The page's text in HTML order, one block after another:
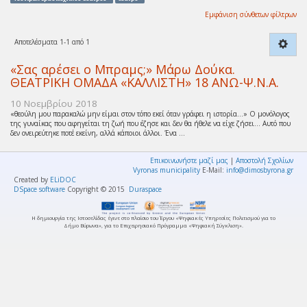
Εμφάνιση σύνθετων φίλτρων
Αποτελέσματα 1-1 από 1
«Σας αρέσει ο Μπραμς;» Μάρω Δούκα.
ΘΕΑΤΡΙΚΗ ΟΜΑΔΑ «ΚΑΛΛΙΣΤΗ» 18 ΑΝΩ-Ψ.Ν.Α.
10 Νοεμβρίου 2018
«θεούλη μου παρακαλώ μην είμαι στον τόπο εκεί όταν γράφει η ιστορία…» Ο μονόλογος
της γυναίκας που αφηγείται τη ζωή που έζησε και δεν θα ήθελε να είχε ζήσει… Αυτό που
δεν ονειρεύτηκε ποτέ εκείνη, αλλά κάποιοι άλλοι. Ένα ...
Επικοινωνήστε μαζί μας | Αποστολή Σχολίων
Vyronas municipality E-Mail: info@dimosbyrona.gr
Created by ELiDOC
DSpace software Copyright © 2015 Duraspace
Η δημιουργία της Ιστοσελίδας έγινε στο πλαίσιο του Έργου «Ψηφιακές Υπηρεσίες Πολιτισμού για το
Δήμο Βύρωνα», για το Επιχειρησιακό Πρόγραμμα «Ψηφιακή Σύγκλιση».